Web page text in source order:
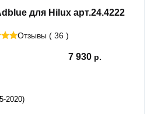
для Hilux арт.24.4222
Отзывы ( 36 )
7 930
2020)